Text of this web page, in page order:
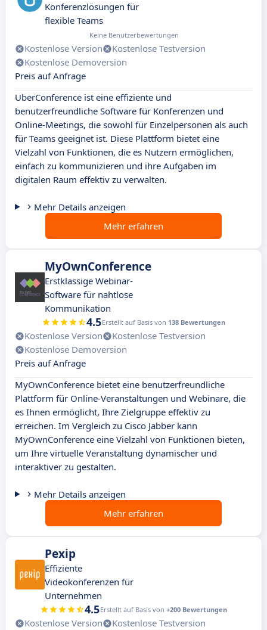
Konferenzlösungen für
flexible Teams
Keine Benutzerbewertungen
Kostenlose Version
Kostenlose Testversion
Kostenlose Demoversion
Preis auf Anfrage
UberConference ist eine effiziente und
benutzerfreundliche Software für Konferenzen und
Online-Meetings, die sowohl für Einzelpersonen als auch
für Teams geeignet ist. Diese Plattform bietet eine
Vielzahl von Funktionen, die es Nutzern ermöglichen,
einfach zu kommunizieren und ihre Aufgaben im
digitalen Raum effektiv zu verwalten.
Mehr Details anzeigen
Mehr erfahren
MyOwnConference
Erstklassige Webinar-
Software für nahtlose
Kommunikation
4.5Erstellt auf Basis von 138 Bewertungen
Kostenlose Version
Kostenlose Testversion
Kostenlose Demoversion
Preis auf Anfrage
MyOwnConference bietet eine benutzerfreundliche
Plattform für Online-Veranstaltungen und Webinare, die
es Ihnen ermöglicht, Ihre Zielgruppe effektiv zu
erreichen. Im Vergleich zu Cisco Jabber kann
MyOwnConference eine Vielzahl von Funktionen bieten,
um Ihre virtuelle Veranstaltung dynamischer und
interaktiver zu gestalten.
Mehr Details anzeigen
Mehr erfahren
Pexip
Effiziente
Videokonferenzen für
Unternehmen
4.5Erstellt auf Basis von +200 Bewertungen
Kostenlose Version
Kostenlose Testversion